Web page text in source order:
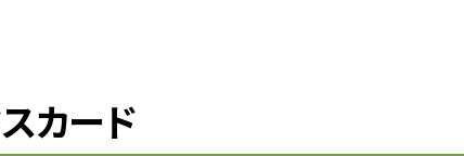
カード